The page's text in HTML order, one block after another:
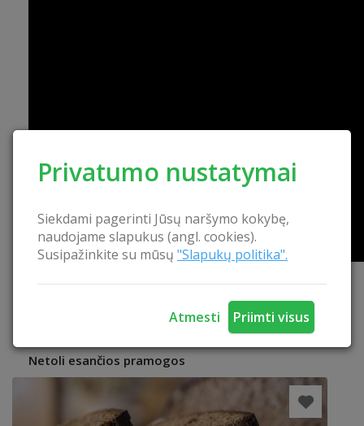
Privatumo nustatymai
Siekdami pagerinti Jūsų naršymo kokybę,
naudojame slapukus (angl. cookies).
Susipažinkite su mūsų "Slapukų politika".
Atmesti Priimti visus
Netoli esančios pramogos